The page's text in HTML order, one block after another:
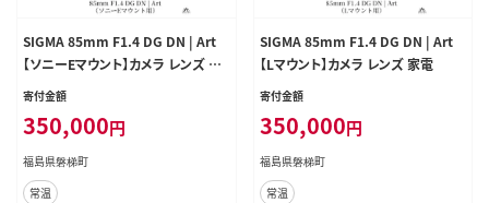
SIGMA 85mm F1.4 DG DN | Art
【ソニーEマウント】カメラ レンズ 家
電
寄付金額
350,000円
福島県磐梯町
常温
SIGMA 85mm F1.4 DG DN | Art
【Lマウント】カメラ レンズ 家電
寄付金額
350,000円
福島県磐梯町
常温